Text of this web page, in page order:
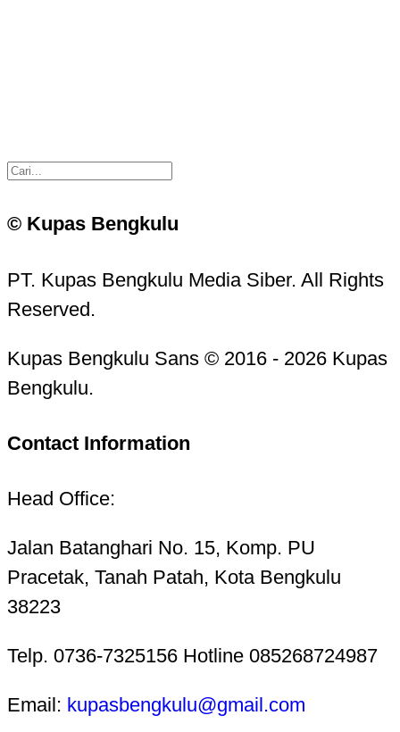
© Kupas Bengkulu
PT. Kupas Bengkulu Media Siber. All Rights
Reserved.
Kupas Bengkulu Sans © 2016 - 2026 Kupas
Bengkulu.
Contact Information
Head Office:
Jalan Batanghari No. 15, Komp. PU
Pracetak, Tanah Patah, Kota Bengkulu
38223
Telp. 0736-7325156 Hotline 085268724987
Email: kupasbengkulu@gmail.com